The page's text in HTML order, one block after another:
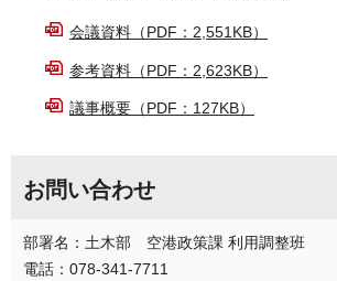
会議資料（PDF：2,551KB）
参考資料（PDF：2,623KB）
議事概要（PDF：127KB）
お問い合わせ
部署名：土木部 空港政策課 利用調整班
電話：078-341-7711